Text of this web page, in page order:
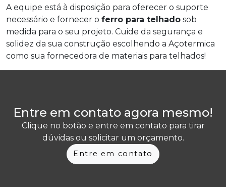
A equipe está à disposição para oferecer o suporte
necessário e fornecer o ferro para telhado sob
medida para o seu projeto. Cuide da segurança e
solidez da sua construção escolhendo a Açotermica
como sua fornecedora de materiais para telhados!
Entre em contato agora mesmo!
Clique no botão e entre em contato para tirar
dúvidas ou solicitar um orçamento.
Entre em contato